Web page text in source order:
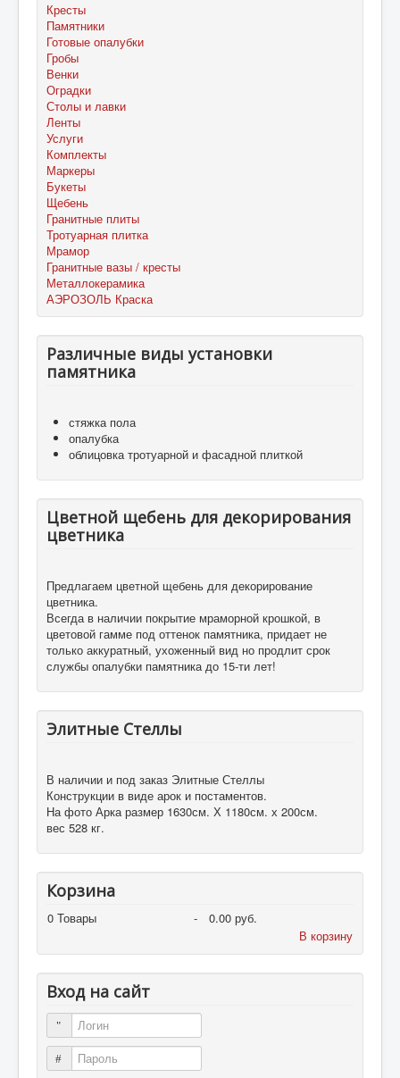
Кресты
Памятники
Готовые опалубки
Гробы
Венки
Оградки
Столы и лавки
Ленты
Услуги
Комплекты
Маркеры
Букеты
Щебень
Гранитные плиты
Тротуарная плитка
Мрамор
Гранитные вазы / кресты
Металлокерамика
АЭРОЗОЛЬ Краска
Различные виды установки
памятника
стяжка пола
опалубка
облицовка тротуарной и фасадной плиткой
Цветной щебень для декорирования
цветника
Предлагаем цветной щебень для декорирование
цветника.
Всегда в наличии покрытие мраморной крошкой, в
цветовой гамме под оттенок памятника, придает не
только аккуратный, ухоженный вид но продлит срок
службы опалубки памятника до 15-ти лет!
Элитные Стеллы
В наличии и под заказ Элитные Стеллы
Конструкции в виде арок и постаментов.
На фото Арка размер 1630см. Х 1180см. х 200см.
вес 528 кг.
Корзина
0 Товары -
0.00 руб.
В корзину
Вход на сайт
Логин
Пароль